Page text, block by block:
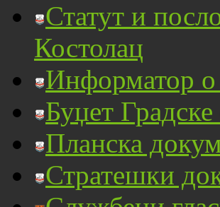
Статут и
Костолац
Информатор
Буџет
Планска
Стратешки